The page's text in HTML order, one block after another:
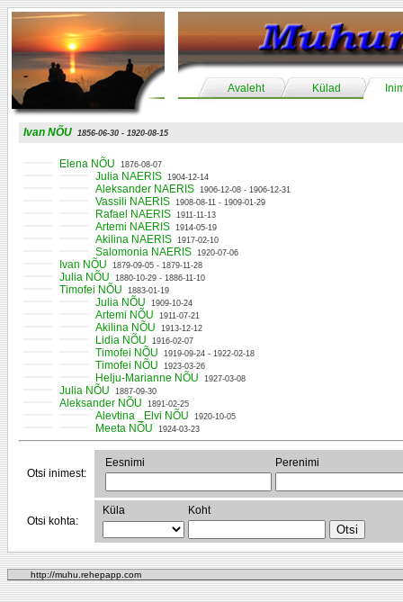
Avaleht Külad
Ivan NÕU 1856-06-30 - 1920-08-15
Elena NÕU 1876-08-07
Julia NAERIS 1904-12-14
Aleksander NAERIS 1906-12-08 - 1906-12-31
Vassili NAERIS 1908-08-11 - 1909-01-29
Rafael NAERIS 1911-11-13
Artemi NAERIS 1914-05-19
Akilina NAERIS 1917-02-10
Salomonia NAERIS 1920-07-06
Ivan NÕU 1879-09-05 - 1879-11-28
Julia NÕU 1880-10-29 - 1886-11-10
Timofei NÕU 1883-01-19
Julia NÕU 1909-10-24
Artemi NÕU 1911-07-21
Akilina NÕU 1913-12-12
Lidia NÕU 1916-02-07
Timofei NÕU 1919-09-24 - 1922-02-18
Timofei NÕU 1923-03-26
Helju-Marianne NÕU 1927-03-08
Julia NÕU 1887-09-30
Aleksander NÕU 1891-02-25
Alevtina _Elvi NÕU 1920-10-05
Meeta NÕU 1924-03-23
Otsi inimest:
Eesnimi Perenimi
Otsi kohta:
Küla Koht
http://muhu.rehepapp.com